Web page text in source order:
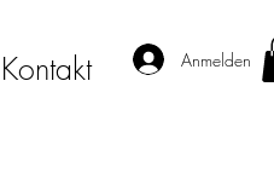
Kontakt Anmelden